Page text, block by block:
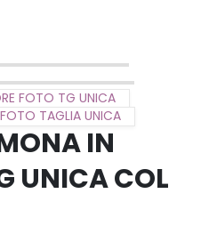
FOTO TG UNICA
TAGLIA UNICA
IN
UNICA COL